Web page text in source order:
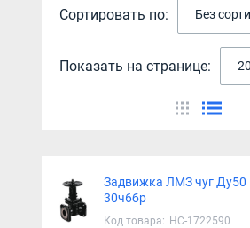
Сортировать по: Без
Показать на странице: 20
Задвижка ЛМЗ чуг Ду50
30ч6бр
Код товара: НС-1722590